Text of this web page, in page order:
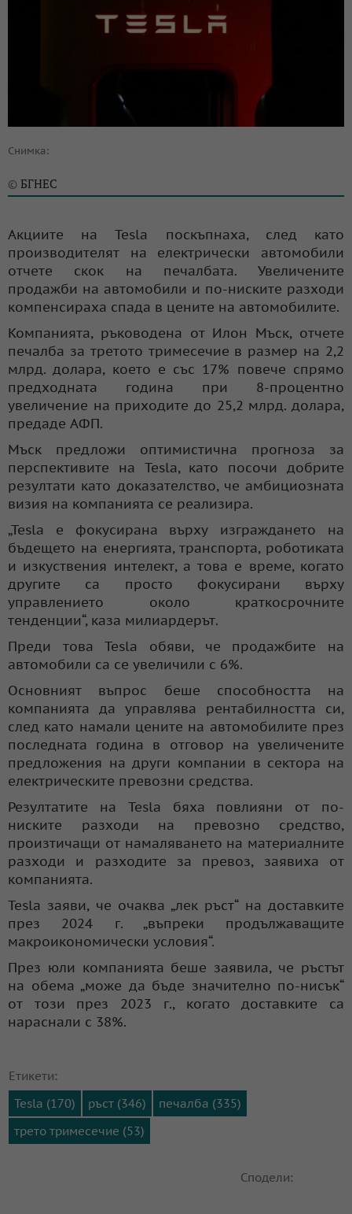
Снимка:
© БГНЕС
Акциите на Tesla поскъпнаха, след като
производителят на електрически автомобили
отчете скок на печалбата. Увеличените
продажби на автомобили и по-ниските разходи
компенсираха спада в цените на автомобилите.
Компанията, ръководена от Илон Мъск, отчете
печалба за третото тримесечие в размер на 2,2
млрд. долара, което е със 17% повече спрямо
предходната година при 8-процентно
увеличение на приходите до 25,2 млрд. долара,
предаде АФП.
Мъск предложи оптимистична прогноза за
перспективите на Tesla, като посочи добрите
резултати като доказателство, че амбициозната
визия на компанията се реализира.
„Tesla е фокусирана върху изграждането на
бъдещето на енергията, транспорта, роботиката
и изкуствения интелект, а това е време, когато
другите са просто фокусирани върху
управлението около краткосрочните
тенденции“, каза милиардерът.
Преди това Tesla обяви, че продажбите на
автомобили са се увеличили с 6%.
Основният въпрос беше способността на
компанията да управлява рентабилността си,
след като намали цените на автомобилите през
последната година в отговор на увеличените
предложения на други компании в сектора на
електрическите превозни средства.
Резултатите на Tesla бяха повлияни от по-
ниските разходи на превозно средство,
произтичащи от намаляването на материалните
разходи и разходите за превоз, заявиха от
компанията.
Tesla заяви, че очаква „лек ръст“ на доставките
през 2024 г. „въпреки продължаващите
макроикономически условия“.
През юли компанията беше заявила, че ръстът
на обема „може да бъде значително по-нисък“
от този през 2023 г., когато доставките са
нараснали с 38%.
Етикети:
Tesla (170)
ръст (346)
печалба (335)
трето тримесечие (53)
Сподели: